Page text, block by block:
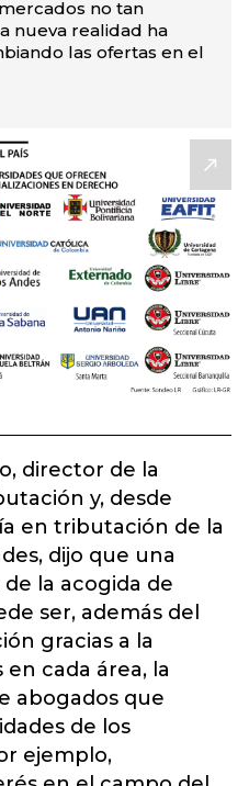
no tan
nueva realidad ha
las ofertas en el
director de la
y, desde
en tributación de la
dijo que una
la acogida de
ser, además del
gracias a la
cada área, la
abogados que
de los
ejemplo,